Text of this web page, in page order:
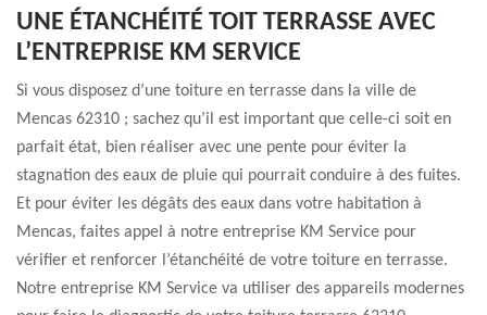
UNE ÉTANCHÉITÉ TOIT TERRASSE AVEC
L’ENTREPRISE KM SERVICE
Si vous disposez d’une toiture en terrasse dans la ville de
Mencas 62310 ; sachez qu’il est important que celle-ci soit en
parfait état, bien réaliser avec une pente pour éviter la
stagnation des eaux de pluie qui pourrait conduire à des fuites.
Et pour éviter les dégâts des eaux dans votre habitation à
Mencas, faites appel à notre entreprise KM Service pour
vérifier et renforcer l’étanchéité de votre toiture en terrasse.
Notre entreprise KM Service va utiliser des appareils modernes